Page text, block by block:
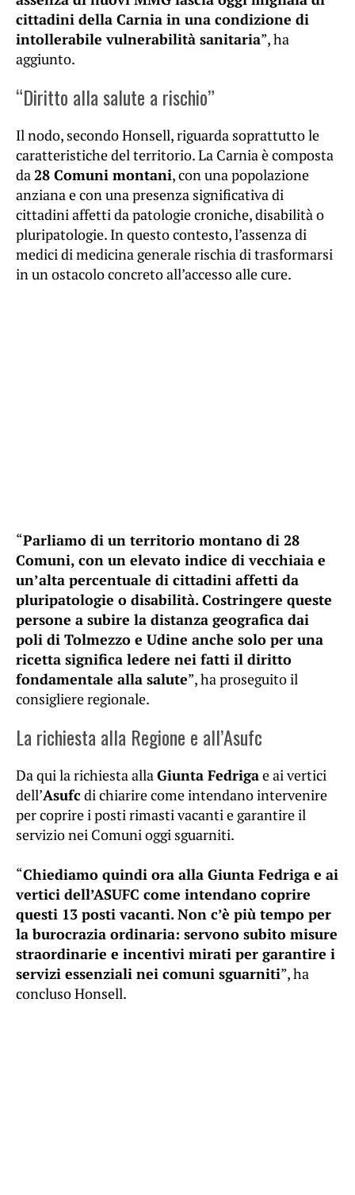
cittadini della Carnia in una condizione di
intollerabile vulnerabilità sanitaria”, ha
aggiunto.
“Diritto alla salute a rischio”
Il nodo, secondo Honsell, riguarda soprattutto le
caratteristiche del territorio. La Carnia è composta
da28 Comuni montani, con una popolazione
anziana e con una presenza significativa di
cittadini affetti da patologie croniche, disabilità o
pluripatologie. In questo contesto, l’assenza di
medici di medicina generale rischia di trasformarsi
in un ostacolo concreto all’accesso alle cure.
“Parliamo di un territorio montano di 28
Comuni, con un elevato indice di vecchiaia e
un’alta percentuale di cittadini affetti da
pluripatologie o disabilità. Costringere queste
persone a subire la distanza geografica dai
poli di Tolmezzo e Udine anche solo per una
ricetta significa ledere nei fatti il diritto
fondamentale alla salute”, ha proseguito il
consigliere regionale.
La richiesta alla Regione e all’Asufc
Da qui la richiesta allaGiunta Fedrigae ai vertici
dell’Asufcdi chiarire come intendano intervenire
per coprire i posti rimasti vacanti e garantire il
servizio nei Comuni oggi sguarniti.
“Chiediamo quindi ora alla Giunta Fedriga e ai
vertici dell’ASUFC come intendano coprire
questi 13 posti vacanti. Non c’è più tempo per
la burocrazia ordinaria: servono subito misure
straordinarie e incentivi mirati per garantire i
servizi essenziali nei comuni sguarniti”, ha
concluso Honsell.